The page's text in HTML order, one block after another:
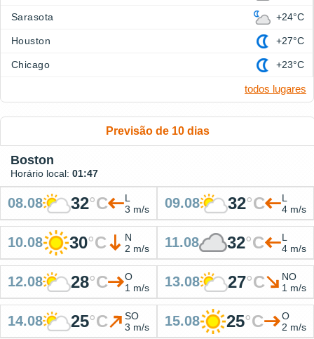
Sarasota +24°C
Houston +27°C
Chicago +23°C
todos lugares
Previsão de 10 dias
Boston
Horário local: 01:47
08.08 32°C
L
3 m/s
09.08 32°C
L
4 m/s
10.08 30°C
N
2 m/s
11.08 32°C
L
4 m/s
12.08 28°C
O
1 m/s
13.08 27°C
NO
1 m/s
14.08 25°C
SO
3 m/s
15.08 25°C
O
2 m/s